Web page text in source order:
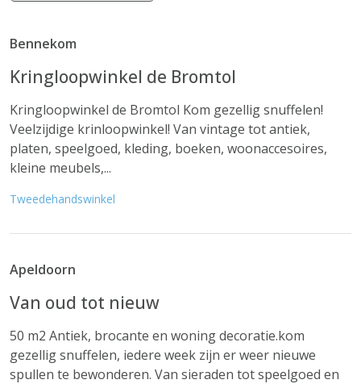
Bennekom
Kringloopwinkel de Bromtol
Kringloopwinkel de Bromtol Kom gezellig snuffelen!
Veelzijdige krinloopwinkel! Van vintage tot antiek,
platen, speelgoed, kleding, boeken, woonaccesoires,
kleine meubels,...
Tweedehandswinkel
Apeldoorn
Van oud tot nieuw
50 m2 Antiek, brocante en woning decoratie.kom
gezellig snuffelen, iedere week zijn er weer nieuwe
spullen te bewonderen. Van sieraden tot speelgoed en